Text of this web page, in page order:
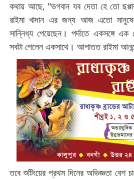
কথায় আছে, "ভগবান যব দেতা হে তো
রাইমা খাদান এর জন্য আজ এতো
সান্নিধ্য পেয়েছেন। পর্দাতে একসঙ্গে
সবটা পেলেন একসাথে। আপাতত রাইমা
তবে শুটিংয়ের প্রথম দিনের অভিজ্ঞতা বেশ